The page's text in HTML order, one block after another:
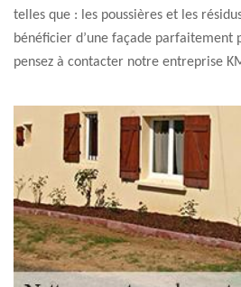
telles que : les poussières et les
bénéficier d’une façade parfaitement
pensez à contacter notre entreprise